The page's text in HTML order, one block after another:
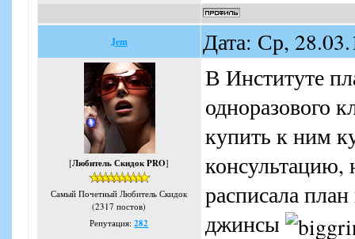
Jem Дата: Ср,
[Любитель Скидок PRO]
Самый Почетный Любитель Скидок
(2317 постов)
Репутация:282
В Институте
одноразового
купить к ним
консультацию,
расписала
джинсы